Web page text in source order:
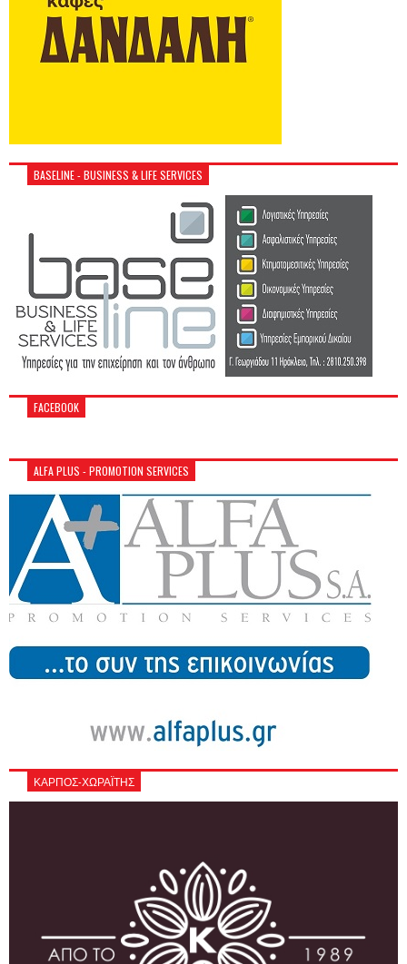
BASELINE - BUSINESS & LIFE SERVICES
FACEBOOK
ALFA PLUS - PROMOTION SERVICES
ΚΑΡΠΟΣ-ΧΩΡΑΪΤΗΣ